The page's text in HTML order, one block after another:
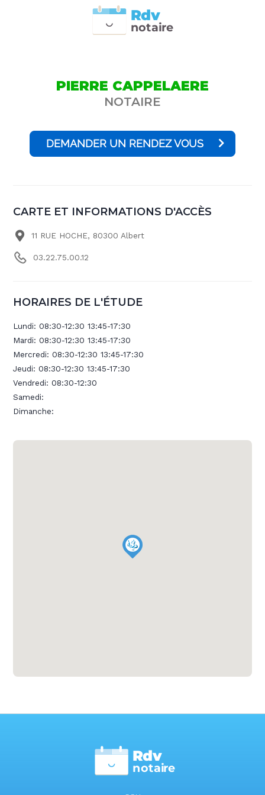
notaire
Rdv
PIERRE CAPPELAERE
NOTAIRE
DEMANDER UN RENDEZ VOUS
CARTE ET INFORMATIONS D'ACCÈS
11 RUE HOCHE, 80300 Albert
03.22.75.00.12
HORAIRES DE L'ÉTUDE
Lundi:08:30-12:30 13:45-17:30
Mardi:08:30-12:30 13:45-17:30
Mercredi:08:30-12:30 13:45-17:30
Jeudi:08:30-12:30 13:45-17:30
Vendredi:08:30-12:30
Samedi:
Dimanche:
notaire
Rdv